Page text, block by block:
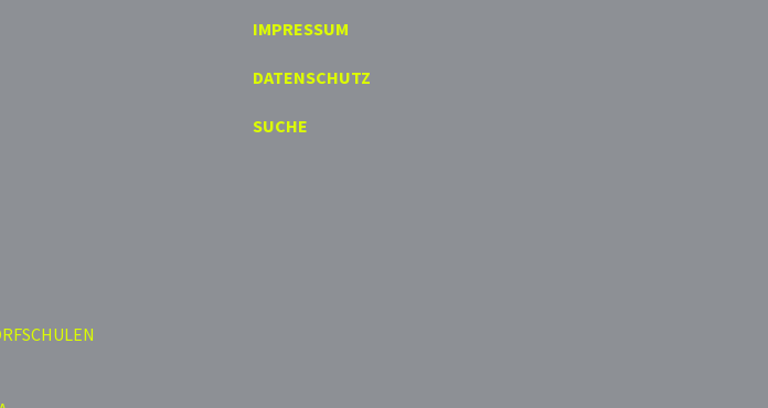
IMPRESSUM
DATENSCHUTZ
SUCHE